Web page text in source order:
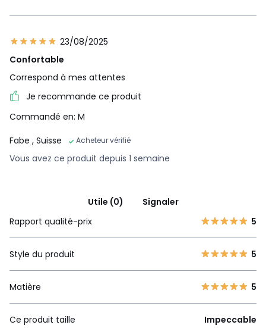
23/08/2025
Confortable
Correspond à mes attentes
Je recommande ce produit
Commandé en: M
Fabe , Suisse Acheteur vérifié
Vous avez ce produit depuis 1 semaine
Utile (0)
Signaler
Rapport qualité-prix
5
Style du produit 5
Matière 5
Ce produit taille Impeccable